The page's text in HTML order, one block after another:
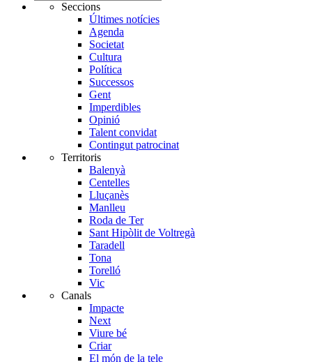
Seccions
Últimes notícies
Agenda
Societat
Cultura
Política
Successos
Gent
Imperdibles
Opinió
Talent convidat
Contingut patrocinat
Territoris
Balenyà
Centelles
Lluçanès
Manlleu
Roda de Ter
Sant Hipòlit de Voltregà
Taradell
Tona
Torelló
Vic
Canals
Impacte
Next
Viure bé
Criar
El món de la tele